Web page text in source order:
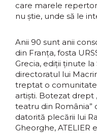
care marele
nu știe, unde să le
Anii 90 sunt anii
din Franța, fosta
Grecia, ediții ținute
directoratul lui
treptat o
artiști. Botezat drept
teatru din România”
datorită plecării lui
Gheorghe, ATELIER